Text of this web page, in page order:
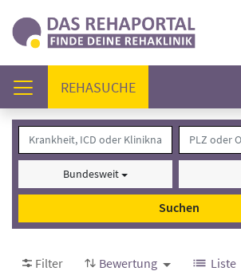
REHASUCHE(AKTUELL)
Bundesweit
Suchen
Filter Bewertung Liste